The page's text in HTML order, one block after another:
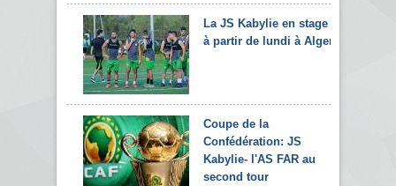
La JS Kabylie en stage
à partir de lundi à Alger
Coupe de la
Confédération: JS
Kabylie- l'AS FAR au
second tour